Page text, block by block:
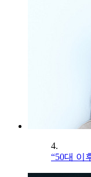
4.
“50대 이